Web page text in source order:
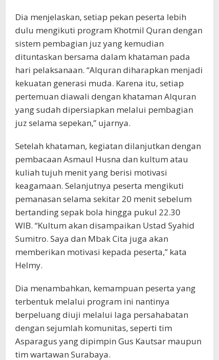
Dia menjelaskan, setiap pekan peserta lebih
dulu mengikuti program Khotmil Quran dengan
sistem pembagian juz yang kemudian
dituntaskan bersama dalam khataman pada
hari pelaksanaan. “Alquran diharapkan menjadi
kekuatan generasi muda. Karena itu, setiap
pertemuan diawali dengan khataman Alquran
yang sudah dipersiapkan melalui pembagian
juz selama sepekan,” ujarnya.
Setelah khataman, kegiatan dilanjutkan dengan
pembacaan Asmaul Husna dan kultum atau
kuliah tujuh menit yang berisi motivasi
keagamaan. Selanjutnya peserta mengikuti
pemanasan selama sekitar 20 menit sebelum
bertanding sepak bola hingga pukul 22.30
WIB. “Kultum akan disampaikan Ustad Syahid
Sumitro. Saya dan Mbak Cita juga akan
memberikan motivasi kepada peserta,” kata
Helmy.
Dia menambahkan, kemampuan peserta yang
terbentuk melalui program ini nantinya
berpeluang diuji melalui laga persahabatan
dengan sejumlah komunitas, seperti tim
Asparagus yang dipimpin Gus Kautsar maupun
tim wartawan Surabaya.